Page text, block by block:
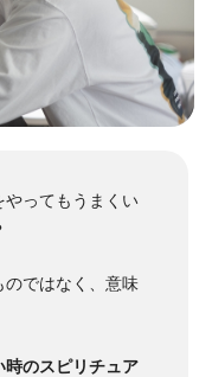
やってもうまくい
のではなく、意味
時のスピリチュア